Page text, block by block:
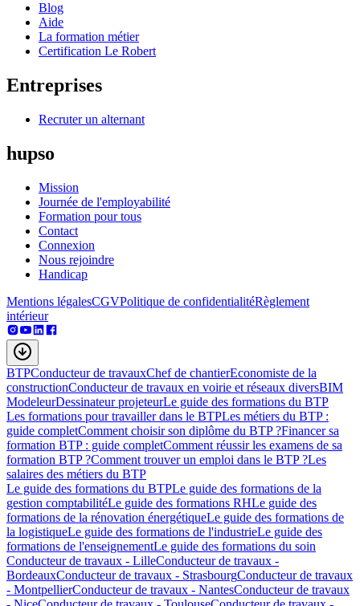
Blog
Aide
La formation métier
Certification Le Robert
Entreprises
Recruter un alternant
hupso
Mission
Journée de l'employabilité
Formation pour tous
Contact
Connexion
Nous rejoindre
Handicap
Mentions légalesCGVPolitique de confidentialitéRèglement
intérieur
BTPConducteur de travauxChef de chantierEconomiste de la
constructionConducteur de travaux en voirie et réseaux diversBIM
ModeleurDessinateur projeteurLe guide des formations du BTP
Les formations pour travailler dans le BTPLes métiers du BTP :
guide completComment choisir son diplôme du BTP ?Financer sa
formation BTP : guide completComment réussir les examens de sa
formation BTP ?Comment trouver un emploi dans le BTP ?Les
salaires des métiers du BTP
Le guide des formations du BTPLe guide des formations de la
gestion comptabilitéLe guide des formations RHLe guide des
formations de la rénovation énergétiqueLe guide des formations de
la logistiqueLe guide des formations de l'industrieLe guide des
formations de l'enseignementLe guide des formations du soin
Conducteur de travaux - LilleConducteur de travaux -
BordeauxConducteur de travaux - StrasbourgConducteur de travaux
- MontpellierConducteur de travaux - NantesConducteur de travaux